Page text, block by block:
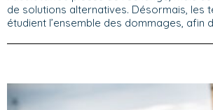
de solutions alternatives. Désormais, les
étudient l’ensemble des dommages, afin